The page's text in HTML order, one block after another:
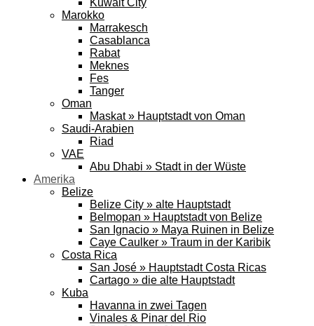
Kuwait City
Marokko
Marrakesch
Casablanca
Rabat
Meknes
Fes
Tanger
Oman
Maskat » Hauptstadt von Oman
Saudi-Arabien
Riad
VAE
Abu Dhabi » Stadt in der Wüste
Amerika
Belize
Belize City » alte Hauptstadt
Belmopan » Hauptstadt von Belize
San Ignacio » Maya Ruinen in Belize
Caye Caulker » Traum in der Karibik
Costa Rica
San José » Hauptstadt Costa Ricas
Cartago » die alte Hauptstadt
Kuba
Havanna in zwei Tagen
Vinales & Pinar del Rio